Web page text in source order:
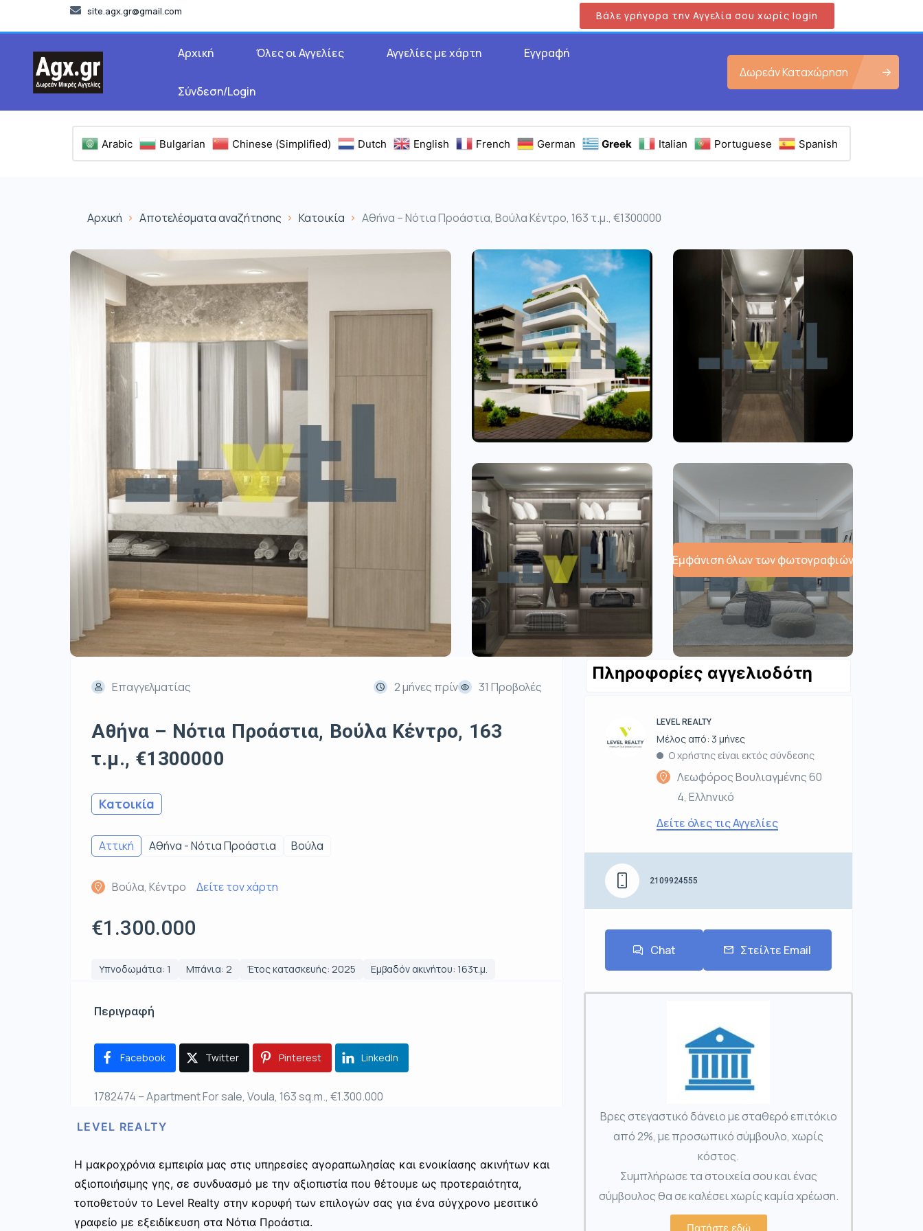
site.agx.gr@gmail.com Βάλε γρήγορα την Αγγελία σου χωρίς login
Αρχική Όλες οι Αγγελίες Αγγελίες με χάρτη Εγγραφή
Σύνδεση/Login
Δωρεάν Καταχώρηση
Arabic Bulgarian Chinese (Simplified) Dutch English French German Greek Italian Portuguese Spanish
Αρχική Αποτελέσματα αναζήτησης Κατοικία Αθήνα – Νότια Προάστια, Βούλα Κέντρο, 163 τ.μ., €1300000
Εμφάνιση όλων των φωτογραφιών
Επαγγελματίας 2 μήνες πρίν 31 Προβολές
Αθήνα – Νότια Προάστια, Βούλα Κέντρο, 163
τ.μ., €1300000
Κατοικία
Αττική Αθήνα - Νότια Προάστια Βούλα
Βούλα, Κέντρο Δείτε τον χάρτη
€1.300.000
Υπνοδωμάτια: 1 Μπάνια: 2 Έτος κατασκευής: 2025 Εμβαδόν ακινήτου: 163τ.μ.
Περιγραφή
Facebook Twitter Pinterest LinkedIn
1782474 – Apartment For sale, Voula, 163 sq.m., €1.300.000
LEVEL REALTY
Η μακροχρόνια εμπειρία μας στις υπηρεσίες αγοραπωλησίας και ενοικίασης ακινήτων και
αξιοποιήσιμης γης, σε συνδυασμό με την αξιοπιστία που θέτουμε ως προτεραιότητα,
τοποθετούν το Level Realty στην κορυφή των επιλογών σας για ένα σύγχρονο μεσιτικό
γραφείο με εξειδίκευση στα Νότια Προάστια.
Πληροφορίες αγγελιοδότη
LEVEL REALTY
Μέλος από: 3 μήνες
Ο χρήστης είναι εκτός σύνδεσης
Λεωφόρος Βουλιαγμένης 60
4, Ελληνικό
Δείτε όλες τις Αγγελίες
2109924555
Chat Στείλτε Email
Βρες στεγαστικό δάνειο με σταθερό επιτόκιο
από 2%, με προσωπικό σύμβουλο, χωρίς
κόστος.
Συμπλήρωσε τα στοιχεία σου και ένας
σύμβουλος θα σε καλέσει χωρίς καμία χρέωση.
Πατήστε εδώ